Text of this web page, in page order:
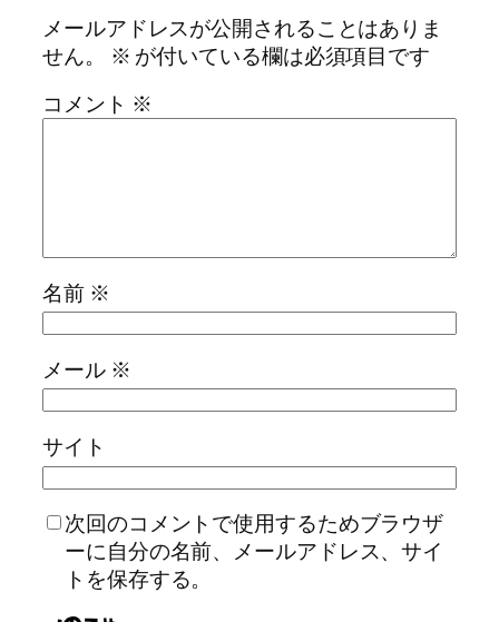
メールアドレスが公開されることはありま
せん。
※ が付いている欄は必須項目です
コメント ※
名前 ※
メール ※
サイト
次回のコメントで使用するためブラウザ
ーに自分の名前、メールアドレス、サイ
トを保存する。